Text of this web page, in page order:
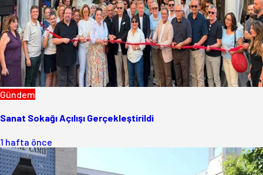
Gündem
Sanat Sokağı Açılışı Gerçekleştirildi
1 hafta önce